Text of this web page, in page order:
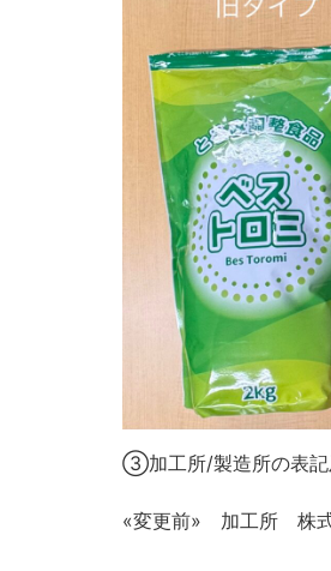
③加工所/製造所の表記
«変更前» 加工所 株式